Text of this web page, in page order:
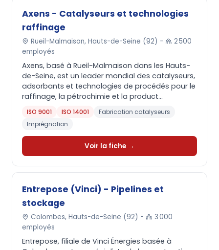
Axens - Catalyseurs et technologies
raffinage
Rueil-Malmaison, Hauts-de-Seine (92) -
2 500
employés
Axens, basé à Rueil-Malmaison dans les Hauts-
de-Seine, est un leader mondial des catalyseurs,
adsorbants et technologies de procédés pour le
raffinage, la pétrochimie et la product...
ISO 9001 ISO 14001
Fabrication catalyseurs
Imprégnation
Voir la fiche →
Entrepose (Vinci) - Pipelines et
stockage
Colombes, Hauts-de-Seine (92) -
3 000
employés
Entrepose, filiale de Vinci Énergies basée à